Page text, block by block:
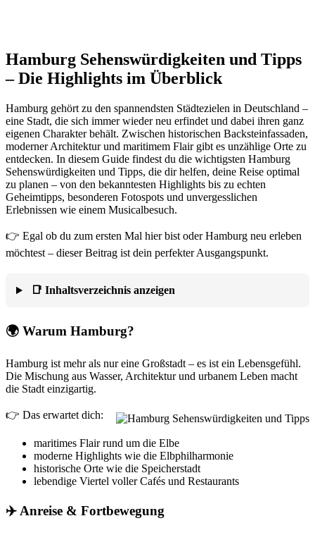
Hamburg Sehenswürdigkeiten und Tipps
– Die Highlights im Überblick
Hamburg gehört zu den spannendsten Städtezielen in Deutschland –
eine Stadt, die sich immer wieder neu erfindet und dabei ihren ganz
eigenen Charakter behält. Zwischen historischen Backsteinfassaden,
moderner Architektur und maritimem Flair gibt es unzählige Orte zu
entdecken. In diesem Guide findest du die wichtigsten Hamburg
Sehenswürdigkeiten und Tipps, die dir helfen, deine Reise optimal
zu planen – von den bekanntesten Highlights bis zu echten
Geheimtipps, besonderen Fotospots und unvergesslichen
Erlebnissen wie einem Musicalbesuch.
👉 Egal ob du zum ersten Mal hier bist oder Hamburg neu erleben
möchtest – dieser Beitrag ist dein perfekter Ausgangspunkt.
📑 Inhaltsverzeichnis anzeigen
🌍 Warum Hamburg?
Hamburg ist mehr als nur eine Großstadt – es ist ein Lebensgefühl.
Die Mischung aus Wasser, Architektur und urbanem Leben macht
die Stadt einzigartig.
👉 Das erwartet dich:
maritimes Flair rund um die Elbe
moderne Highlights wie die Elbphilharmonie
historische Orte wie die Speicherstadt
lebendige Viertel voller Cafés und Restaurants
✈️ Anreise & Fortbewegung